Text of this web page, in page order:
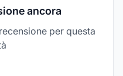
ancora
per questa